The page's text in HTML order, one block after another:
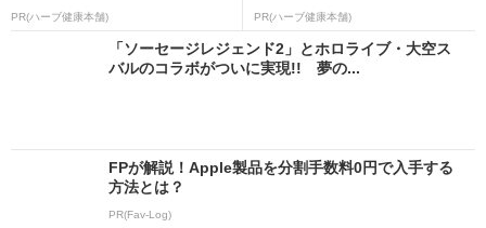
PR(ハーブ健康本舗) PR(ハーブ健康本舗)
「ソーセージレジェンド2」とホロライブ・大空ス
バルのコラボがついに実現!! 夢の...
FPが解説！Apple製品を分割手数料0円で入手する
方法とは？
PR(Fav-Log)